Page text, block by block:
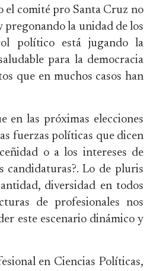
el comité pro Santa Cruz no
pregonando la unidad de los
político está jugando la
para la democracia
que en muchos casos han
en las próximas elecciones
fuerzas políticas que dicen
o a los intereses de
candidaturas?. Lo de pluris
diversidad en todos
de profesionales nos
este escenario dinámico y
en Ciencias Políticas,